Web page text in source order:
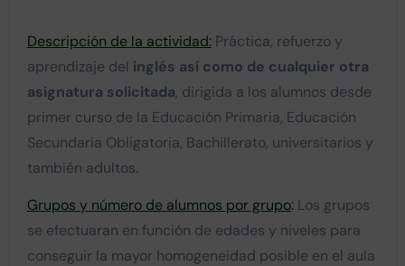
Descripción de la actividad:Práctica, refuerzo y
aprendizaje del inglés así como de cualquier otra
asignatura solicitada, dirigida a los alumnos desde
primer curso de la Educación Primaria, Educación
Secundaria Obligatoria, Bachillerato, universitarios y
también adultos.
Grupos y número de alumnos por grupo:Los grupos
se efectuaran en función de edades y niveles para
conseguir la mayor homogeneidad posible en el aula